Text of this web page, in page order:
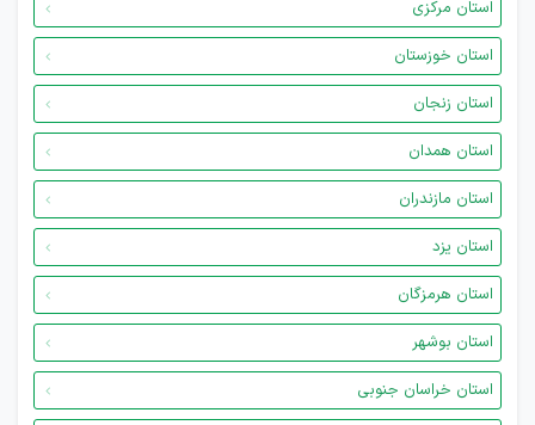
استان مرکزی
استان خوزستان
استان زنجان
استان همدان
استان مازندران
استان یزد
استان هرمزگان
استان بوشهر
استان خراسان جنوبی